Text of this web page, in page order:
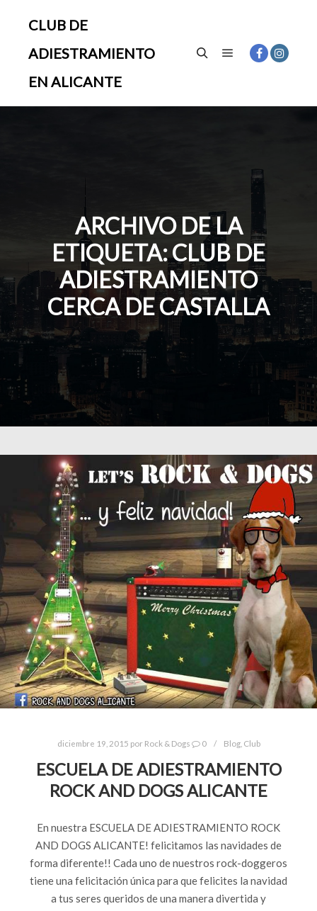
CLUB DE
ADIESTRAMIENTO
EN ALICANTE
ARCHIVO DE LA
ETIQUETA:CLUB DE
ADIESTRAMIENTO
CERCA DE CASTALLA
diciembre 19, 2015 por Rock & Dogs 0 Blog, Club
ESCUELA DE ADIESTRAMIENTO
ROCK AND DOGS ALICANTE
En nuestra ESCUELA DE ADIESTRAMIENTO ROCK
AND DOGS ALICANTE! felicitamos las navidades de
forma diferente!! Cada uno de nuestros rock-doggeros
tiene una felicitación única para que felicites la navidad
a tus seres queridos de una manera divertida y